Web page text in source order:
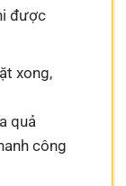
được
xong,
quả
công